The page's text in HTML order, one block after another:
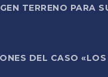
TERRENO PARA
DEL CASO